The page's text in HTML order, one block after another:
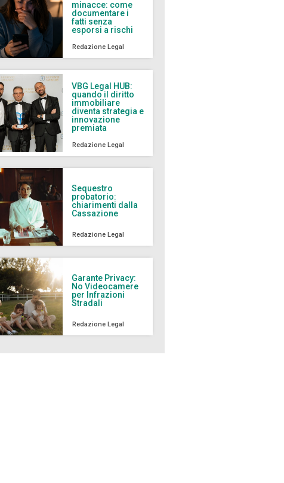
minacce: come
documentare i
fatti senza
esporsi a rischi
Redazione Legal
VBG Legal HUB:
quando il diritto
immobiliare
diventa strategia e
innovazione
premiata
Redazione Legal
Sequestro
probatorio:
chiarimenti dalla
Cassazione
Redazione Legal
Garante Privacy:
No Videocamere
per Infrazioni
Stradali
Redazione Legal